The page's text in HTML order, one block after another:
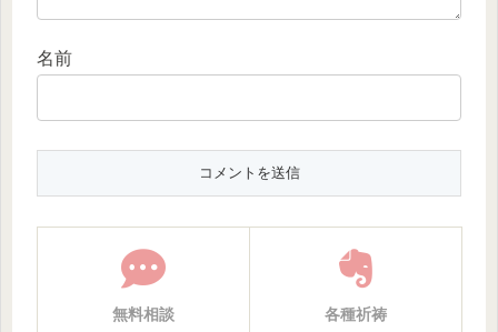
名前
無料相談 各種祈祷